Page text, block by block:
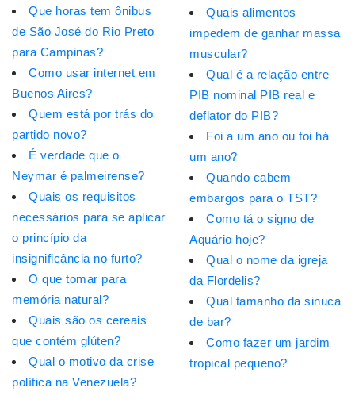
Que horas tem ônibus
de São José do Rio Preto
para Campinas?
Como usar internet em
Buenos Aires?
Quem está por trás do
partido novo?
É verdade que o
Neymar é palmeirense?
Quais os requisitos
necessários para se aplicar
o princípio da
insignificância no furto?
O que tomar para
memória natural?
Quais são os cereais
que contém glúten?
Qual o motivo da crise
política na Venezuela?
Quais alimentos
impedem de ganhar massa
muscular?
Qual é a relação entre
PIB nominal PIB real e
deflator do PIB?
Foi a um ano ou foi há
um ano?
Quando cabem
embargos para o TST?
Como tá o signo de
Aquário hoje?
Qual o nome da igreja
da Flordelis?
Qual tamanho da sinuca
de bar?
Como fazer um jardim
tropical pequeno?